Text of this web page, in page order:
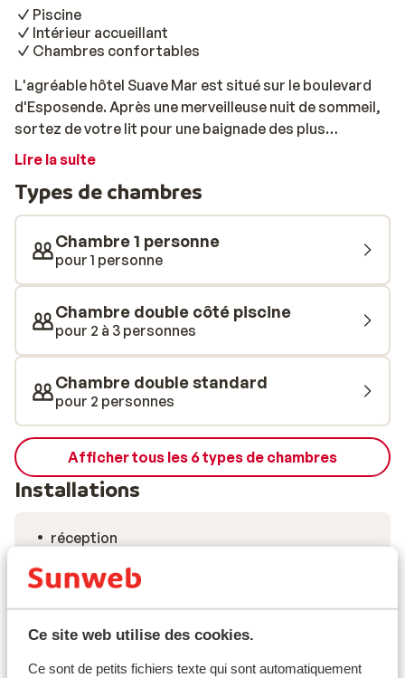
Ce site web utilise des cookies.
Ce sont de petits fichiers texte qui sont automatiquement
Piscine
Intérieur accueillant
Chambres confortables
L'agréable hôtel Suave Mar est situé sur le boulevard
d'Esposende. Après une merveilleuse nuit de sommeil,
sortez de votre lit pour une baignade des plus
revigorantes en mer. L'hôtel Suave Mar est l'endroit
détendre et vous amuser. Promenez-vous à pied ou à
vélo en direction du phare et profitez de la vue
magnifique. Envie de brûler des calories? Jouez au
tennis ou entrainez-vous à la salle de sport. Vous aimez
sortir? Découvrez l'authentique gastronomie
portugaise dans l'un des restaurants du centre.
Lire la suite
Types de chambres
Chambre 1 personne
pour 1 personne
Chambre double côté piscine
pour 2 à 3 personnes
Chambre double standard
pour 2 personnes
Afficher tous les 6 types de chambres
Installations
réception
coffre-fort (dans la chambre)
coin télévision
(gratuit)